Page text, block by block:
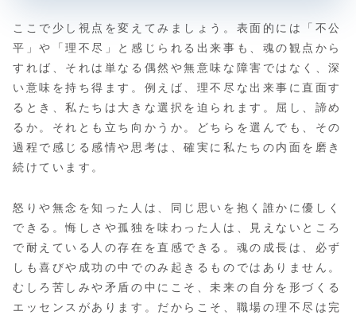
ここで少し視点を変えてみましょう。表面的には「不公
平」や「理不尽」と感じられる出来事も、魂の観点から
すれば、それは単なる偶然や無意味な障害ではなく、深
い意味を持ち得ます。例えば、理不尽な出来事に直面す
るとき、私たちは大きな選択を迫られます。屈し、諦め
るか。それとも立ち向かうか。どちらを選んでも、その
過程で感じる感情や思考は、確実に私たちの内面を磨き
続けています。
怒りや無念を知った人は、同じ思いを抱く誰かに優しく
できる。悔しさや孤独を味わった人は、見えないところ
で耐えている人の存在を直感できる。魂の成長は、必ず
しも喜びや成功の中でのみ起きるものではありません。
むしろ苦しみや矛盾の中にこそ、未来の自分を形づくる
エッセンスがあります。だからこそ、職場の理不尽は完